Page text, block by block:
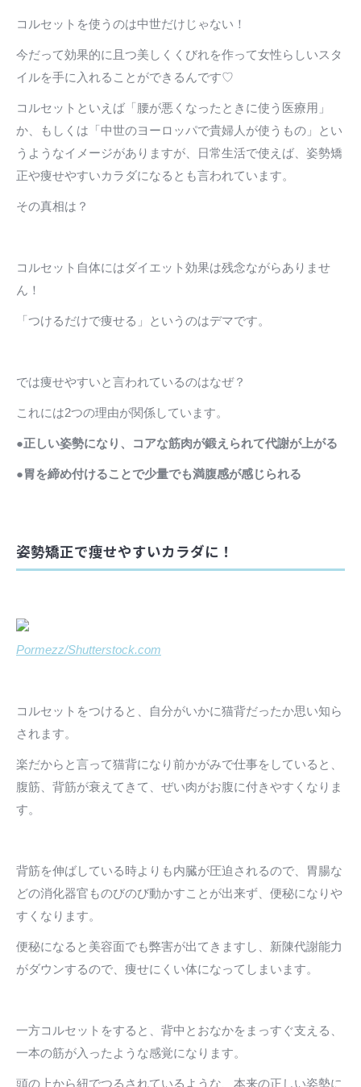
コルセットを使うのは中世だけじゃない！
今だって効果的に且つ美しくくびれを作って女性らしいスタ
イルを手に入れることができるんです♡
コルセットといえば「腰が悪くなったときに使う医療用」
か、もしくは「中世のヨーロッパで貴婦人が使うもの」とい
うようなイメージがありますが、日常生活で使えば、姿勢矯
正や痩せやすいカラダになるとも言われています。
その真相は？
コルセット自体にはダイエット効果は残念ながらありませ
ん！
「つけるだけで痩せる」というのはデマです。
では痩せやすいと言われているのはなぜ？
これには2つの理由が関係しています。
●正しい姿勢になり、コアな筋肉が鍛えられて代謝が上がる
●胃を締め付けることで少量でも満腹感が感じられる
姿勢矯正で痩せやすいカラダに！
Pormezz/Shutterstock.com
コルセットをつけると、自分がいかに猫背だったか思い知ら
されます。
楽だからと言って猫背になり前かがみで仕事をしていると、
腹筋、背筋が衰えてきて、ぜい肉がお腹に付きやすくなりま
す。
背筋を伸ばしている時よりも内臓が圧迫されるので、胃腸な
どの消化器官ものびのび動かすことが出来ず、便秘になりや
すくなります。
便秘になると美容面でも弊害が出てきますし、新陳代謝能力
がダウンするので、痩せにくい体になってしまいます。
一方コルセットをすると、背中とおなかをまっすぐ支える、
一本の筋が入ったような感覚になります。
頭の上から紐でつるされているような、本来の正しい姿勢に